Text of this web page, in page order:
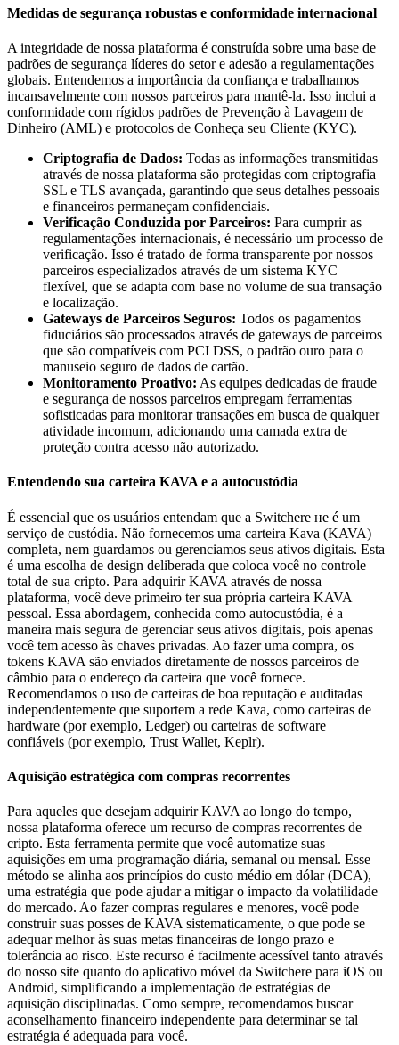
Medidas de segurança robustas e conformidade internacional
A integridade de nossa plataforma é construída sobre uma base de
padrões de segurança líderes do setor e adesão a regulamentações
globais. Entendemos a importância da confiança e trabalhamos
incansavelmente com nossos parceiros para mantê-la. Isso inclui a
conformidade com rígidos padrões de Prevenção à Lavagem de
Dinheiro (AML) e protocolos de Conheça seu Cliente (KYC).
Criptografia de Dados: Todas as informações transmitidas
através de nossa plataforma são protegidas com criptografia
SSL e TLS avançada, garantindo que seus detalhes pessoais
e financeiros permaneçam confidenciais.
Verificação Conduzida por Parceiros: Para cumprir as
regulamentações internacionais, é necessário um processo de
verificação. Isso é tratado de forma transparente por nossos
parceiros especializados através de um sistema KYC
flexível, que se adapta com base no volume de sua transação
e localização.
Gateways de Parceiros Seguros: Todos os pagamentos
fiduciários são processados através de gateways de parceiros
que são compatíveis com PCI DSS, o padrão ouro para o
manuseio seguro de dados de cartão.
Monitoramento Proativo: As equipes dedicadas de fraude
e segurança de nossos parceiros empregam ferramentas
sofisticadas para monitorar transações em busca de qualquer
atividade incomum, adicionando uma camada extra de
proteção contra acesso não autorizado.
Entendendo sua carteira KAVA e a autocustódia
É essencial que os usuários entendam que a Switchere не é um
serviço de custódia. Não fornecemos uma carteira Kava (KAVA)
completa, nem guardamos ou gerenciamos seus ativos digitais. Esta
é uma escolha de design deliberada que coloca você no controle
total de sua cripto. Para adquirir KAVA através de nossa
plataforma, você deve primeiro ter sua própria carteira KAVA
pessoal. Essa abordagem, conhecida como autocustódia, é a
maneira mais segura de gerenciar seus ativos digitais, pois apenas
você tem acesso às chaves privadas. Ao fazer uma compra, os
tokens KAVA são enviados diretamente de nossos parceiros de
câmbio para o endereço da carteira que você fornece.
Recomendamos o uso de carteiras de boa reputação e auditadas
independentemente que suportem a rede Kava, como carteiras de
hardware (por exemplo, Ledger) ou carteiras de software
confiáveis (por exemplo, Trust Wallet, Keplr).
Aquisição estratégica com compras recorrentes
Para aqueles que desejam adquirir KAVA ao longo do tempo,
nossa plataforma oferece um recurso de compras recorrentes de
cripto. Esta ferramenta permite que você automatize suas
aquisições em uma programação diária, semanal ou mensal. Esse
método se alinha aos princípios do custo médio em dólar (DCA),
uma estratégia que pode ajudar a mitigar o impacto da volatilidade
do mercado. Ao fazer compras regulares e menores, você pode
construir suas posses de KAVA sistematicamente, o que pode se
adequar melhor às suas metas financeiras de longo prazo e
tolerância ao risco. Este recurso é facilmente acessível tanto através
do nosso site quanto do aplicativo móvel da Switchere para iOS ou
Android, simplificando a implementação de estratégias de
aquisição disciplinadas. Como sempre, recomendamos buscar
aconselhamento financeiro independente para determinar se tal
estratégia é adequada para você.